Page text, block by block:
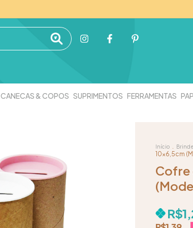
CANECAS & COPOS SUPRIMENTOS FERRAMENTAS
Início
10x6,5cm
Cofre